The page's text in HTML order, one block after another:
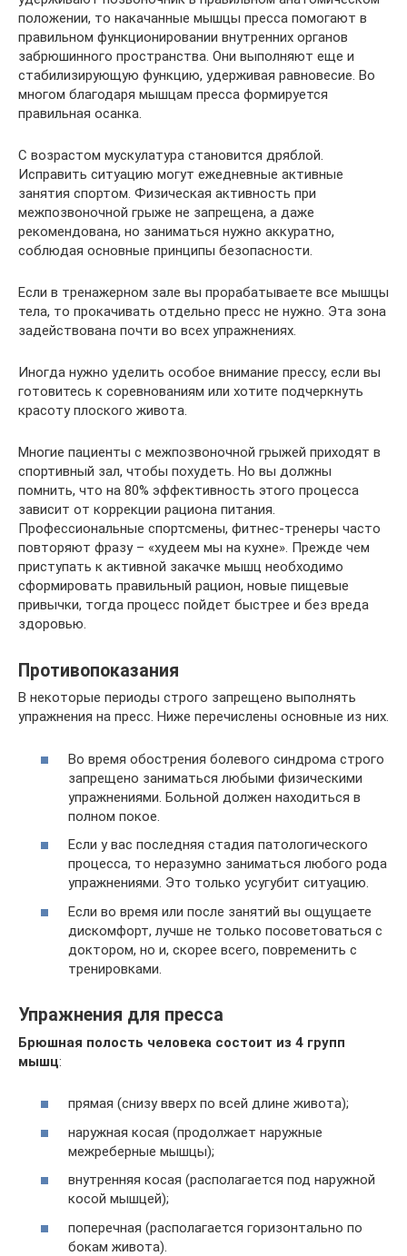
положении, то накачанные мышцы пресса помогают в
правильном функционировании внутренних органов
забрюшинного пространства. Они выполняют еще и
стабилизирующую функцию, удерживая равновесие. Во
многом благодаря мышцам пресса формируется
правильная осанка.
С возрастом мускулатура становится дряблой.
Исправить ситуацию могут ежедневные активные
занятия спортом. Физическая активность при
межпозвоночной грыже не запрещена, а даже
рекомендована, но заниматься нужно аккуратно,
соблюдая основные принципы безопасности.
Если в тренажерном зале вы прорабатываете все мышцы
тела, то прокачивать отдельно пресс не нужно. Эта зона
задействована почти во всех упражнениях.
Иногда нужно уделить особое внимание прессу, если вы
готовитесь к соревнованиям или хотите подчеркнуть
красоту плоского живота.
Многие пациенты с межпозвоночной грыжей приходят в
спортивный зал, чтобы похудеть. Но вы должны
помнить, что на 80% эффективность этого процесса
зависит от коррекции рациона питания.
Профессиональные спортсмены, фитнес-тренеры часто
повторяют фразу – «худеем мы на кухне». Прежде чем
приступать к активной закачке мышц необходимо
сформировать правильный рацион, новые пищевые
привычки, тогда процесс пойдет быстрее и без вреда
здоровью.
Противопоказания
В некоторые периоды строго запрещено выполнять
упражнения на пресс. Ниже перечислены основные из них.
Во время обострения болевого синдрома строго
запрещено заниматься любыми физическими
упражнениями. Больной должен находиться в
полном покое.
Если у вас последняя стадия патологического
процесса, то неразумно заниматься любого рода
упражнениями. Это только усугубит ситуацию.
Если во время или после занятий вы ощущаете
дискомфорт, лучше не только посоветоваться с
доктором, но и, скорее всего, повременить с
тренировками.
Упражнения для пресса
Брюшная полость человека состоит из 4 групп
мышц:
прямая (снизу вверх по всей длине живота);
наружная косая (продолжает наружные
межреберные мышцы);
внутренняя косая (располагается под наружной
косой мышцей);
поперечная (располагается горизонтально по
бокам живота).